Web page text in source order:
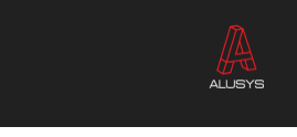
content